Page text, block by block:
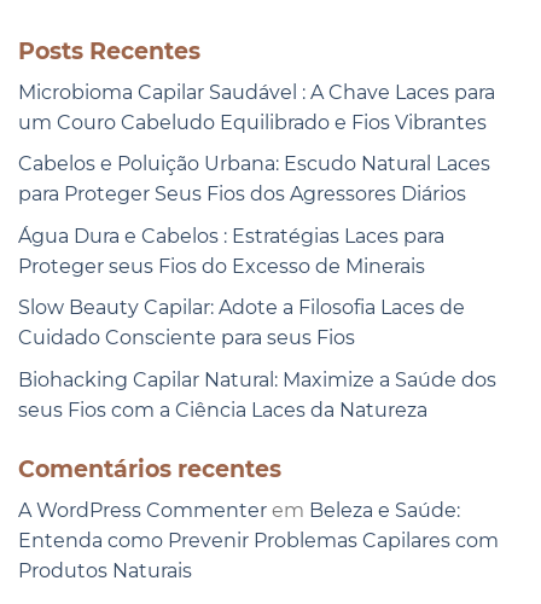
Posts Recentes
Microbioma Capilar Saudável : A Chave Laces para
um Couro Cabeludo Equilibrado e Fios Vibrantes
Cabelos e Poluição Urbana: Escudo Natural Laces
para Proteger Seus Fios dos Agressores Diários
Água Dura e Cabelos : Estratégias Laces para
Proteger seus Fios do Excesso de Minerais
Slow Beauty Capilar: Adote a Filosofia Laces de
Cuidado Consciente para seus Fios
Biohacking Capilar Natural: Maximize a Saúde dos
seus Fios com a Ciência Laces da Natureza
Comentários recentes
A WordPress Commenter em Beleza e Saúde:
Entenda como Prevenir Problemas Capilares com
Produtos Naturais